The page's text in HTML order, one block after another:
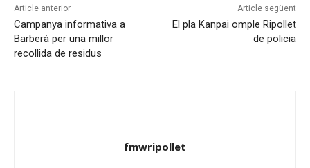
Article anterior
Campanya informativa a
Barberà per una millor
recollida de residus
Article següent
El pla Kanpai omple Ripollet
de policia
fmwripollet